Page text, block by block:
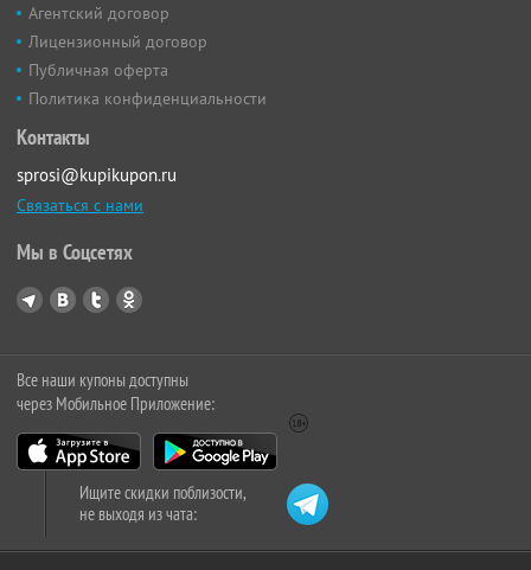
Агентский договор
Лицензионный договор
Публичная оферта
Политика конфиденциальности
Контакты
sprosi@kupikupon.ru
Связаться с нами
Мы в Соцсетях
Все наши купоны доступны
через Мобильное Приложение:
Ищите скидки поблизости,
не выходя из чата: